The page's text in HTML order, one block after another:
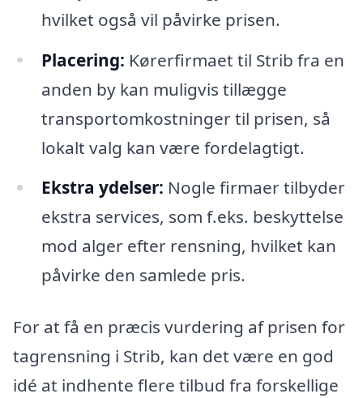
hvilket også vil påvirke prisen.
Placering: Kørerfirmaet til Strib fra en
anden by kan muligvis tillægge
transportomkostninger til prisen, så
lokalt valg kan være fordelagtigt.
Ekstra ydelser: Nogle firmaer tilbyder
ekstra services, som f.eks. beskyttelse
mod alger efter rensning, hvilket kan
påvirke den samlede pris.
For at få en præcis vurdering af prisen for
tagrensning i Strib, kan det være en god
idé at indhente flere tilbud fra forskellige